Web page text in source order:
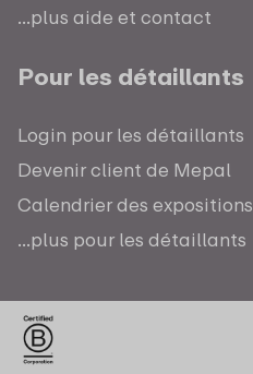
...plus aide et contact
Pour les détaillants
Login pour les détaillants
Devenir client de Mepal
Calendrier des expositions
...plus pour les détaillants